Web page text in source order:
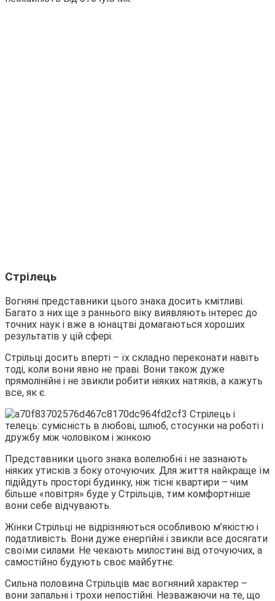
Стрілець
Вогняні представники цього знака досить кмітливі.
Багато з них ще з раннього віку виявляють інтерес до
точних наук і вже в юнацтві домагаються хороших
результатів у цій сфері.
Стрільці досить вперті – їх складно переконати навіть
тоді, коли вони явно не праві. Вони також дуже
прямолінійні і не звикли робити ніяких натяків, а кажуть
все, як є.
Представники цього знака волелюбні і не зазнають
ніяких утисків з боку оточуючих. Для життя найкраще їм
підійдуть просторі будинку, ніж тісні квартири – чим
більше «повітря» буде у Стрільців, тим комфортніше
вони себе відчувають.
Жінки Стрільці не відрізняються особливою м’якістю і
податливість. Вони дуже енергійні і звикли все досягати
своїми силами. Не чекають милостині від оточуючих, а
самостійно будують своє майбутнє.
Сильна половина Стрільців має вогняний характер –
вони запальні і трохи непостійні. Незважаючи на те, що